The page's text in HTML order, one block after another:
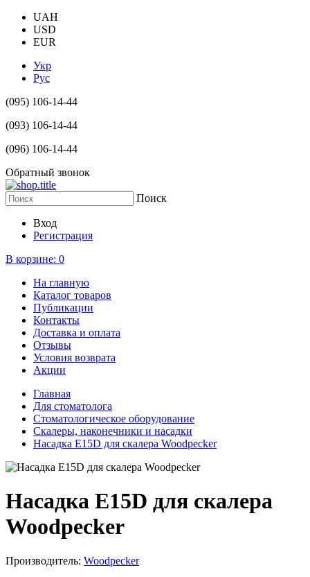
UAH
USD
EUR
Укр
Рус
(095) 106-14-44
(093) 106-14-44
(096) 106-14-44
Обратный звонок
Поиск
Вход
Регистрация
В корзине: 0
На главную
Каталог товаров
Публикации
Контакты
Доставка и оплата
Отзывы
Условия возврата
Акции
Главная
Для стоматолога
Стоматологическое оборудование
Скалеры, наконечники и насадки
Насадка E15D для скалера Woodpecker
Насадка E15D для скалера
Woodpecker
Производитель: Woodpecker